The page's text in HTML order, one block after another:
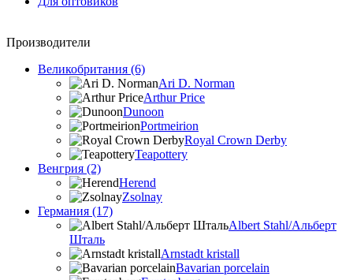
Производители
Великобритания (6)
Ari D. Norman
Arthur Price
Dunoon
Portmeirion
Royal Crown Derby
Teapottery
Венгрия (2)
Herend
Zsolnay
Германия (17)
Albert Stahl/Альбеpт
Шталь
Arnstadt kristall
Bavarian porcelain